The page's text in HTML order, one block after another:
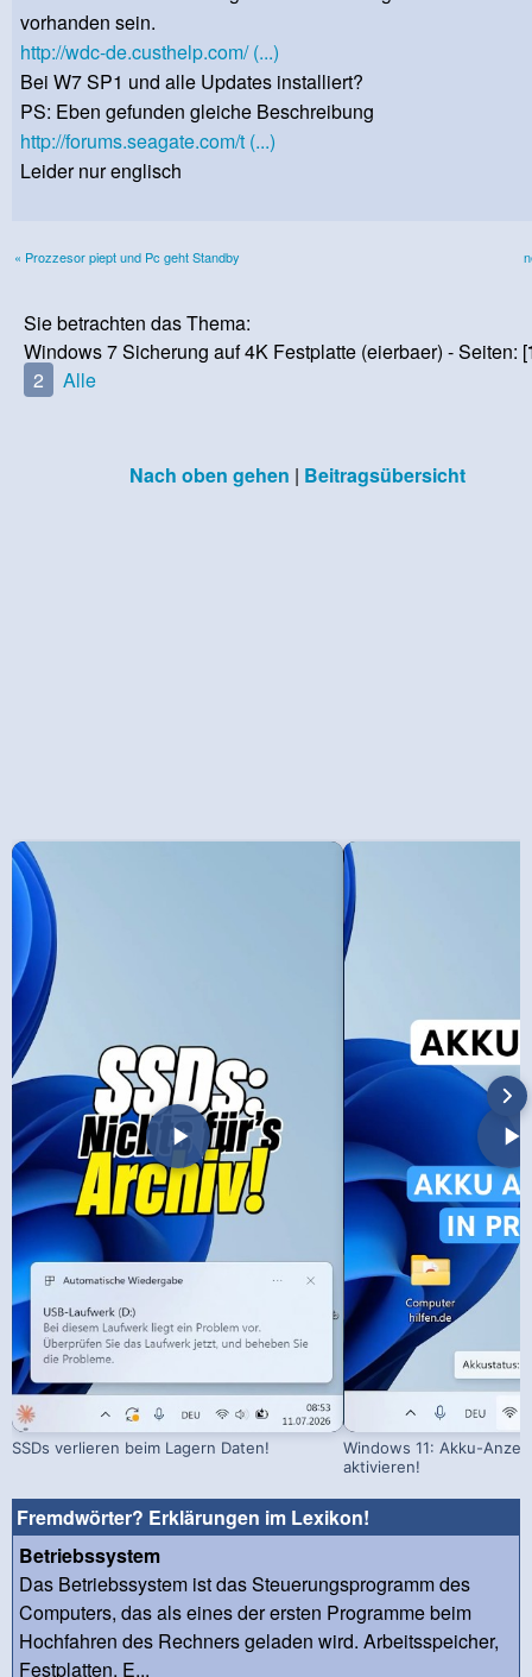
vorhanden sein.
http://wdc-de.custhelp.com/ (...)
Bei W7 SP1 und alle Updates installiert?
PS: Eben gefunden gleiche Beschreibung
http://forums.seagate.com/t (...)
Leider nur englisch
« Prozzesor piept und Pc geht Standby
Sie betrachten das Thema:
Windows 7 Sicherung auf 4K Festplatte (eierbaer) - Seiten: [
2
Alle
Nach oben gehen | Beitragsübersicht
SSDs verlieren beim Lagern Daten!
Windows 11: Akku-
aktivieren!
Fremdwörter? Erklärungen im Lexikon!
Betriebssystem
Das Betriebssystem ist das Steuerungsprogramm des
Computers, das als eines der ersten Programme beim
Hochfahren des Rechners geladen wird. Arbeitsspeicher,
Festplatten, E...